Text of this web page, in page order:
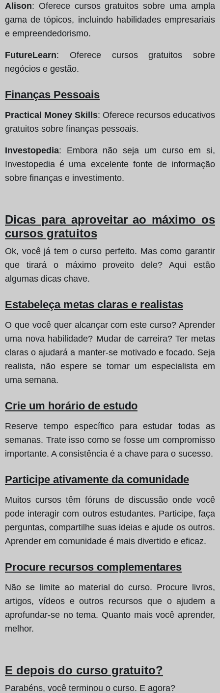
Alison: Oferece cursos gratuitos sobre uma ampla
gama de tópicos, incluindo habilidades empresariais
e empreendedorismo.
FutureLearn: Oferece cursos gratuitos sobre
negócios e gestão.
Finanças Pessoais
Practical Money Skills: Oferece recursos educativos
gratuitos sobre finanças pessoais.
Investopedia: Embora não seja um curso em si,
Investopedia é uma excelente fonte de informação
sobre finanças e investimento.
Dicas para aproveitar ao máximo os
cursos gratuitos
Ok, você já tem o curso perfeito. Mas como garantir
que tirará o máximo proveito dele? Aqui estão
algumas dicas chave.
Estabeleça metas claras e realistas
O que você quer alcançar com este curso? Aprender
uma nova habilidade? Mudar de carreira? Ter metas
claras o ajudará a manter-se motivado e focado. Seja
realista, não espere se tornar um especialista em
uma semana.
Crie um horário de estudo
Reserve tempo específico para estudar todas as
semanas. Trate isso como se fosse um compromisso
importante. A consistência é a chave para o sucesso.
Participe ativamente da comunidade
Muitos cursos têm fóruns de discussão onde você
pode interagir com outros estudantes. Participe, faça
perguntas, compartilhe suas ideias e ajude os outros.
Aprender em comunidade é mais divertido e eficaz.
Procure recursos complementares
Não se limite ao material do curso. Procure livros,
artigos, vídeos e outros recursos que o ajudem a
aprofundar-se no tema. Quanto mais você aprender,
melhor.
E depois do curso gratuito?
Parabéns, você terminou o curso. E agora?